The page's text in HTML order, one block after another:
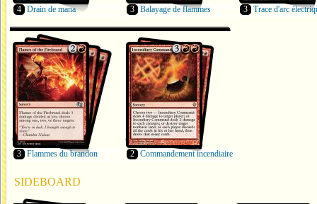
4 Drain de mana 3 Balayage de flammes 3 Trace d'arc
3 Flammes du brandon 2 Commandement incendiaire
SIDEBOARD